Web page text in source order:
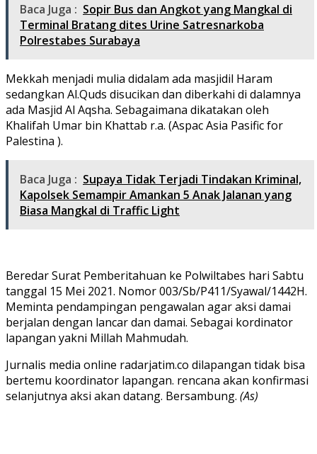
Baca Juga : Sopir Bus dan Angkot yang Mangkal di
Terminal Bratang dites Urine Satresnarkoba
Polrestabes Surabaya
Mekkah menjadi mulia didalam ada masjidil Haram
sedangkan Al.Quds disucikan dan diberkahi di dalamnya
ada Masjid Al Aqsha. Sebagaimana dikatakan oleh
Khalifah Umar bin Khattab r.a. (Aspac Asia Pasific for
Palestina ).
Baca Juga : Supaya Tidak Terjadi Tindakan Kriminal,
Kapolsek Semampir Amankan 5 Anak Jalanan yang
Biasa Mangkal di Traffic Light
Beredar Surat Pemberitahuan ke Polwiltabes hari Sabtu
tanggal 15 Mei 2021. Nomor 003/Sb/P411/Syawal/1442H.
Meminta pendampingan pengawalan agar aksi damai
berjalan dengan lancar dan damai. Sebagai kordinator
lapangan yakni Millah Mahmudah.
Jurnalis media online radarjatim.co dilapangan tidak bisa
bertemu koordinator lapangan. rencana akan konfirmasi
selanjutnya aksi akan datang. Bersambung. (As)